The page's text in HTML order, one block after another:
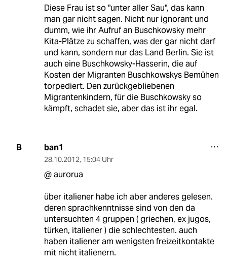
Diese Frau ist so "unter aller Sau", das kann
man gar nicht sagen. Nicht nur ignorant und
dumm, wie ihr Aufruf an Buschkowsky mehr
Kita-Plätze zu schaffen, was der gar nicht darf
und kann, sondern nur das Land Berlin. Sie ist
auch eine Buschkowsky-Hasserin, die auf
Kosten der Migranten Buschkowskys Bemühen
torpediert. Den zurückgebliebenen
Migrantenkindern, für die Buschkowsky so
kämpft, schadet sie, aber das ist ihr egal.
B ban1
28.10.2012, 15:04 Uhr
@ aurorua
über italiener habe ich aber anderes gelesen.
deren sprachkenntnisse sind von den da
untersuchten 4 gruppen ( griechen, ex jugos,
türken, italiener ) die schlechtesten. auch
haben italiener am wenigsten freizeitkontakte
mit nicht italienern.